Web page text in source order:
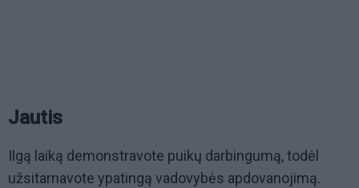
Jautis
Ilgą laiką demonstravote puikų darbingumą, todėl
užsitarnavote ypatingą vadovybės apdovanojimą.